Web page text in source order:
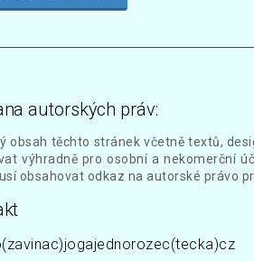
autorských práv:
obsah těchto stránek včetně textů,
výhradně pro osobní a nekomerční
obsahovat odkaz na autorské právo